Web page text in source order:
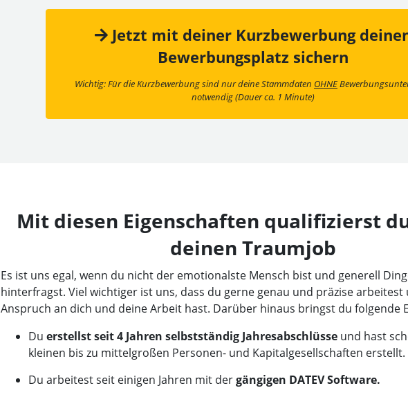
Jetzt mit deiner Kurzbewerbung
Bewerbungsplatz sichern
Wichtig: Für die Kurzbewerbung sind nur deine Stammdaten OHNE
notwendig (Dauer ca. 1 Minute)
Mit diesen Eigenschaften qualifizierst
deinen Traumjob
Es ist uns egal, wenn du nicht der emotionalste Mensch bist und generell
hinterfragst. Viel wichtiger ist uns, dass du gerne genau und präzise
Anspruch an dich und deine Arbeit hast. Darüber hinaus bringst du folgende
Du erstellst seit 4 Jahren selbstständig Jahresabschlüsse und hast
kleinen bis zu mittelgroßen Personen- und Kapitalgesellschaften erstellt.
Du arbeitest seit einigen Jahren mit dergängigen DATEV Software.